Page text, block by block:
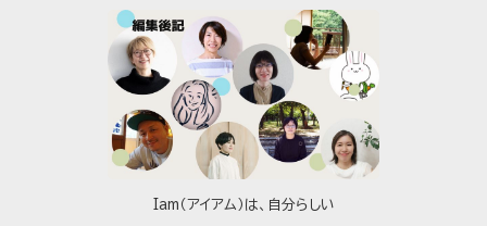
Iam（アイアム）は、自分らしい